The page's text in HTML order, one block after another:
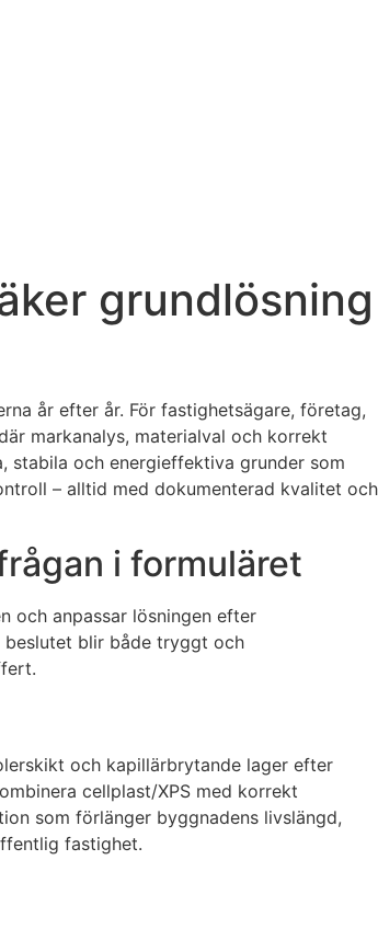
grundlösning
år efter år. För fastighetsägare, företag,
markanalys, materialval och korrekt
stabila och energieffektiva grunder som
– alltid med dokumenterad kvalitet och
i formuläret
och anpassar lösningen efter
beslutet blir både tryggt och
och kapillärbrytande lager efter
cellplast/XPS med korrekt
som förlänger byggnadens livslängd,
fastighet.